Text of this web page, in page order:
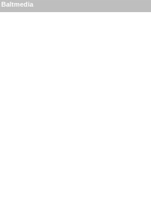
Baltmedia